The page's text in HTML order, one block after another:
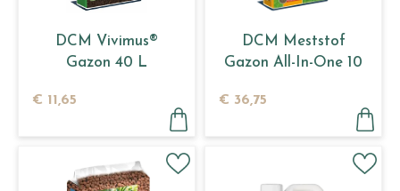
DCM Vivimus®
Gazon 40 L
€ 11,65
DCM Meststof
Gazon All-In-One 10
€ 36,75